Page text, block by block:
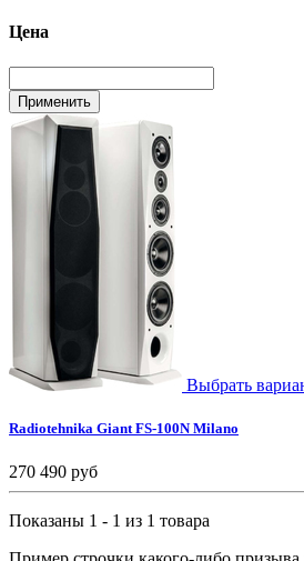
Цена
Выбрать
Radiotehnika Giant FS-100N Milano
270 490 руб
Показаны 1 - 1 из 1 товара